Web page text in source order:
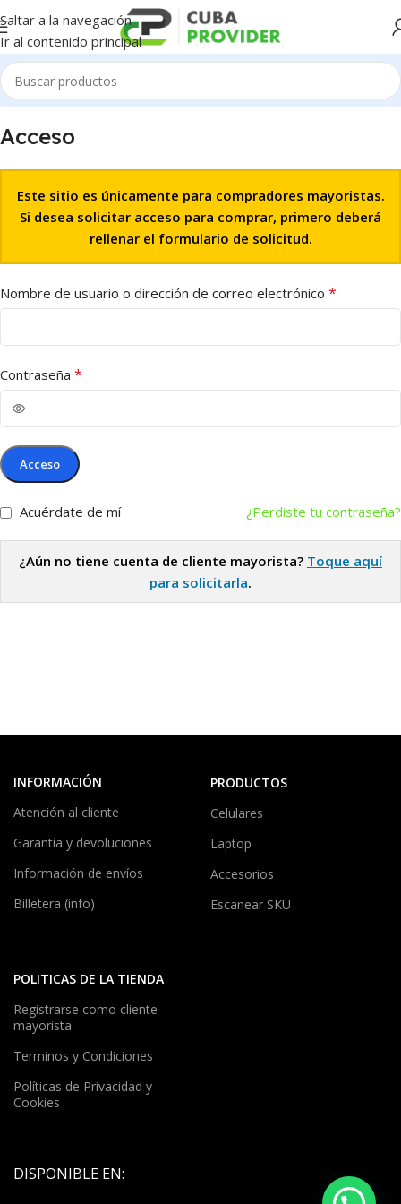
Saltar a la navegación
Ir al contenido principal
Acceso
Este sitio es únicamente para compradores mayoristas.
Si desea solicitar acceso para comprar, primero deberá
rellenar el formulario de solicitud.
Nombre de usuario o dirección de correo electrónico *
Contraseña *
Acceso
¿Perdiste tu contraseña?
Acuérdate de mí
¿Aún no tiene cuenta de cliente mayorista? Toque aquí
para solicitarla.
INFORMACIÓN
Atención al cliente
Garantía y devoluciones
Información de envíos
Billetera (info)
PRODUCTOS
Celulares
Laptop
Accesorios
Escanear SKU
POLITICAS DE LA TIENDA
Registrarse como cliente
mayorista
Terminos y Condiciones
Políticas de Privacidad y
Cookies
DISPONIBLE EN: